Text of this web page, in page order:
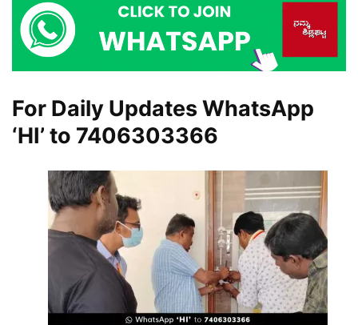
For Daily Updates WhatsApp
‘HI’ to 7406303366